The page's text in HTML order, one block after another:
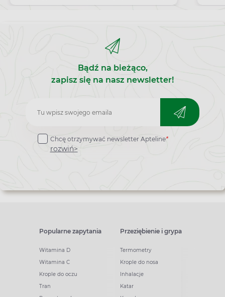
samokontroli?
Bądź na bieżąco,
zapisz się na nasz newsletter!
Zapisz
do
newslettera
Chcę otrzymywać newsletter Apteline*
rozwiń>
Popularne zapytania
Witamina D
Witamina C
Krople do oczu
Tran
Przeziębienie i grypa
Termometry
Krople do nosa
Inhalacje
Katar